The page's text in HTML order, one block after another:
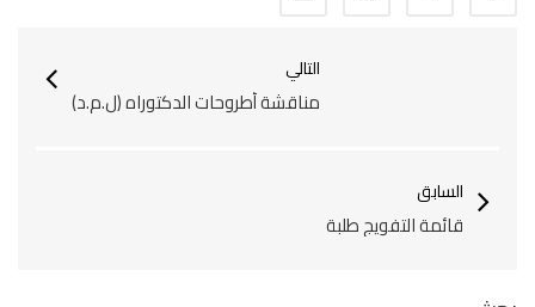
التالي
مناقشة أطروحات الدكتوراه (ل.م.د)
السابق
قائمة التفويج طلبة